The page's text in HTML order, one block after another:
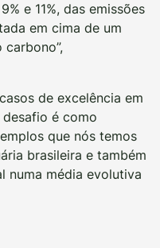
e 11%, das emissões
em cima de um
de excelência em
desafio é como
que nós temos
brasileira e também
numa média evolutiva